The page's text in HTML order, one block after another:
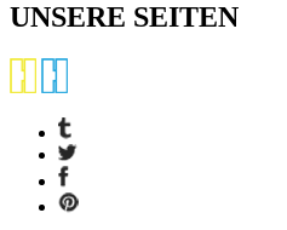
UNSERE SEITEN